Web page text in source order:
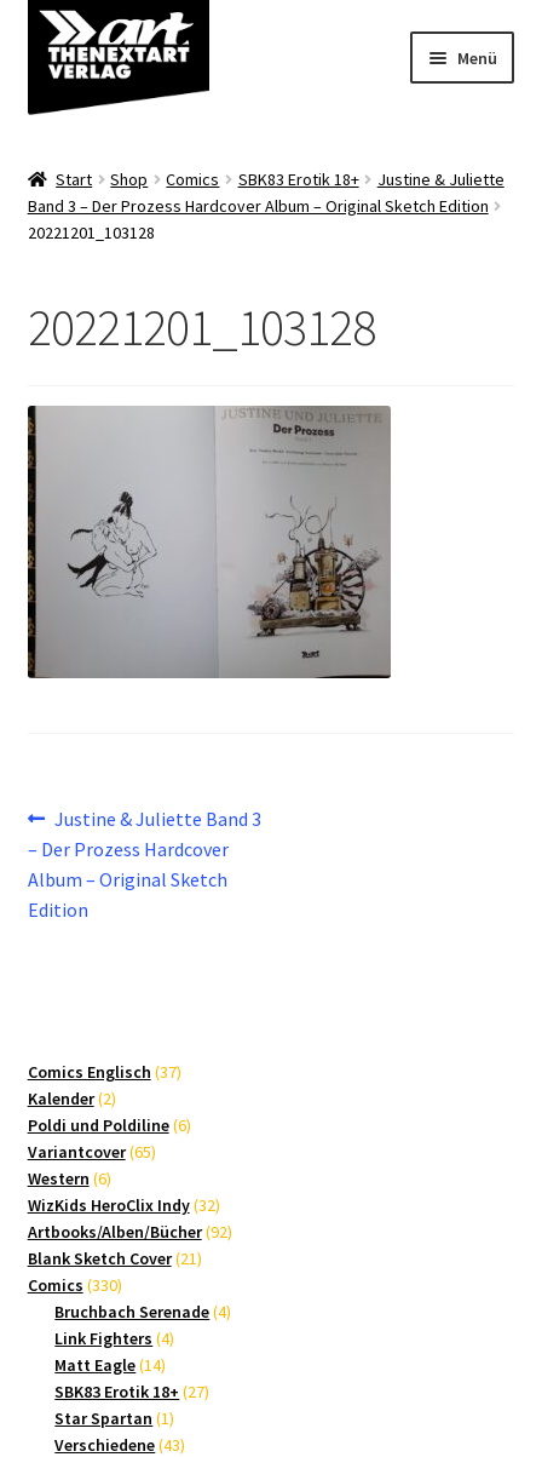
Zur
Navigation
springen
Zum
Inhalt
springen
Menü
Shop
Start Shop Comics SBK83 Erotik 18+
Justine & Juliette
Band 3 – Der Prozess Hardcover Album – Original Sketch Edition
20221201_103128
20221201_103128
Beitragsnavigation
Vorheriger
Beitrag:
Justine & Juliette Band 3
– Der Prozess Hardcover
Album – Original Sketch
Edition
Comics Englisch 3737
Kalender 22
Produkte
Poldi und Poldiline 66
Variantcover 6565
Western 66
Produkte
WizKids HeroClix Indy 3232
Produkte
Artbooks/Alben/Bücher 9292
Blank Sketch Cover 2121
Comics 330330
Produkte
Bruchbach Serenade 44
Link Fighters 44
Matt Eagle 1414
Produkte
SBK83 Erotik 18+ 2727
Star Spartan 11
Produkt
Verschiedene 4343